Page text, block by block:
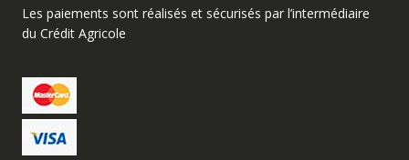
Les paiements sont réalisés et sécurisés par l’intermédiaire
du Crédit Agricole